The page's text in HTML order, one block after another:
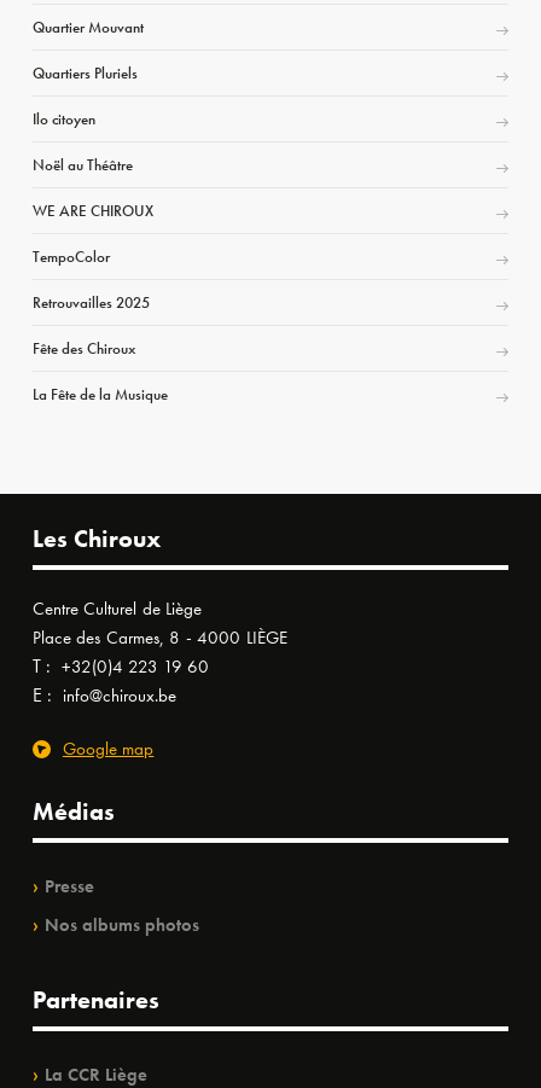
Quartier Mouvant
Quartiers Pluriels
Ilo citoyen
Noël au Théâtre
WE ARE CHIROUX
TempoColor
Retrouvailles 2025
Fête des Chiroux
La Fête de la Musique
Les Chiroux
Centre Culturel de Liège
Place des Carmes, 8 - 4000 LIÈGE
T : +32(0)4 223 19 60
E : info@chiroux.be
Google map
Médias
Presse
Nos albums photos
Partenaires
La CCR Liège